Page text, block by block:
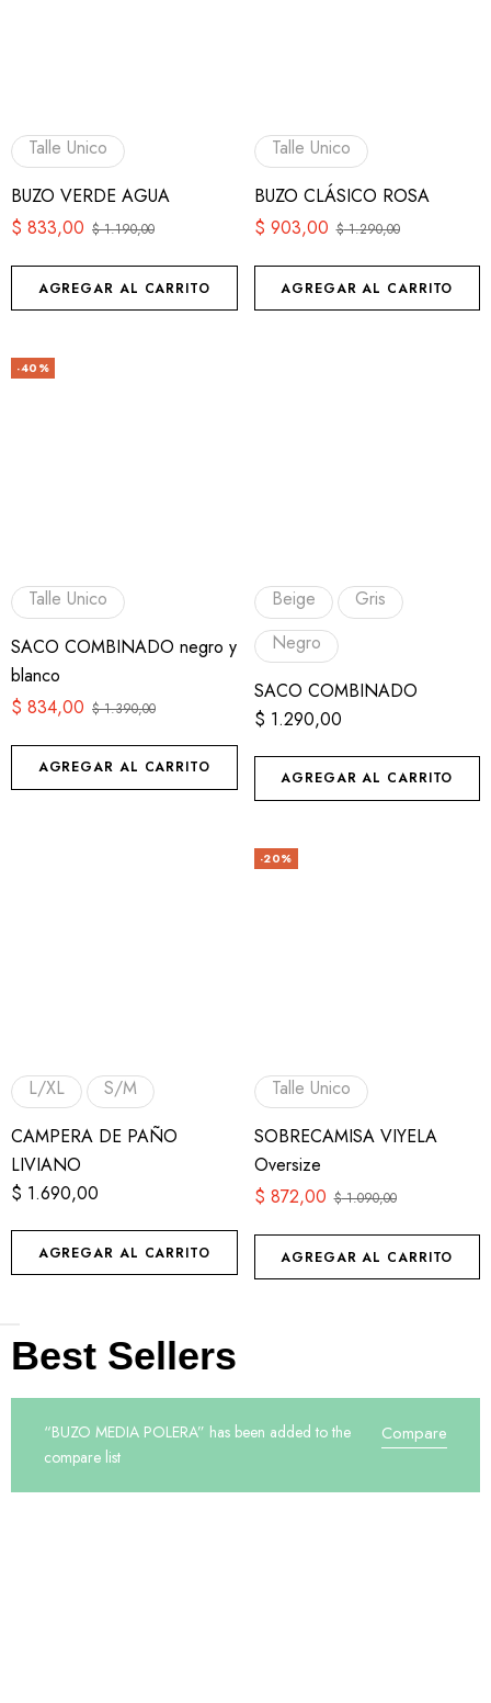
Talle Unico
BUZO VERDE AGUA
$1.190,00
$ 833,00
AGREGAR AL CARRITO
Talle Unico
BUZO CLÁSICO ROSA
$1.290,00
$ 903,00
AGREGAR AL CARRITO
-40%
Talle Unico
SACO COMBINADO negro y
blanco
$1.390,00
$ 834,00
AGREGAR AL CARRITO
Beige
Gris
Negro
SACO COMBINADO
$ 1.290,00
AGREGAR AL CARRITO
L/XL
S/M
CAMPERA DE PAÑO
LIVIANO
$ 1.690,00
AGREGAR AL CARRITO
-20%
Talle Unico
SOBRECAMISA VIYELA
Oversize
$1.090,00
$ 872,00
AGREGAR AL CARRITO
Best Sellers
Compare
“BUZO MEDIA POLERA” has been added to the
compare list